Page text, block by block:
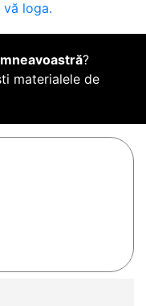
loga.
?
materialele de